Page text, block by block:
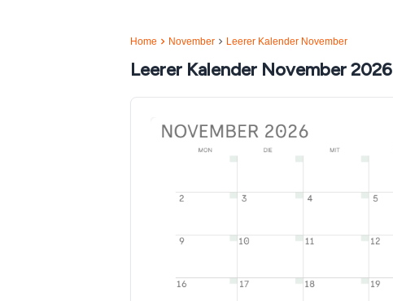
Home November Leerer Kalender November
Leerer Kalender November 2026